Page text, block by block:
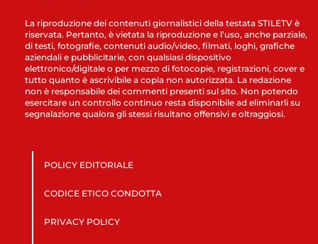
La riproduzione dei contenuti giornalistici della testata STILETV è
riservata. Pertanto, è vietata la riproduzione e l’uso, anche parziale,
di testi, fotografie, contenuti audio/video, filmati, loghi, grafiche
aziendali e pubblicitarie, con qualsiasi dispositivo
elettronico/digitale o per mezzo di fotocopie, registrazioni, cover e
tutto quanto è ascrivibile a copia non autorizzata. La redazione
non è responsabile dei commenti presenti sul sito. Non potendo
esercitare un controllo continuo resta disponibile ad eliminarli su
segnalazione qualora gli stessi risultano offensivi e oltraggiosi.
POLICY EDITORIALE
CODICE ETICO CONDOTTA
PRIVACY POLICY